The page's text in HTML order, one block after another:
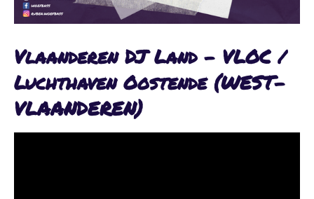
Vlaanderen DJ Land - VLOC /
Luchthaven Oostende (WEST-
VLAANDEREN)